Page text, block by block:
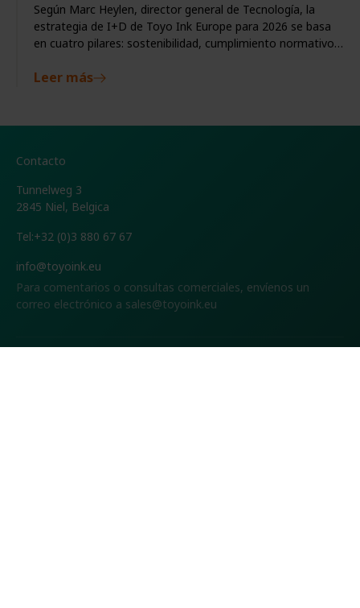
Según Marc Heylen, director general de Tecnología, la
estrategia de I+D de Toyo Ink Europe para 2026 se basa
en cuatro pilares: sostenibilidad, cumplimiento normativo,
gráfico y estandarización orientada al cliente.
Leer más
Contacto
Tunnelweg 3
2845 Niel, Belgica
Tel:+32 (0)3 880 67 67
info@toyoink.eu
Para comentarios o consultas comerciales, envíenos un
correo electrónico a sales@toyoink.eu